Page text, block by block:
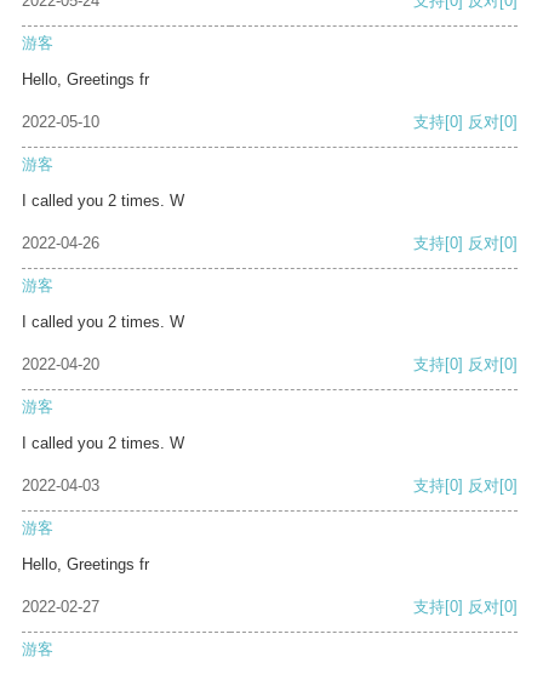
游客
Hello, Greetings fr
2022-05-10 支持[0] 反对[0]
游客
I called you 2 times. W
2022-04-26 支持[0] 反对[0]
游客
I called you 2 times. W
2022-04-20 支持[0] 反对[0]
游客
I called you 2 times. W
2022-04-03 支持[0] 反对[0]
游客
Hello, Greetings fr
2022-02-27 支持[0] 反对[0]
游客